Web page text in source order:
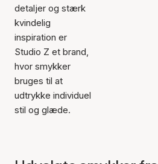
detaljer og stærk
kvindelig
inspiration er
Studio Z et brand,
hvor smykker
bruges til at
udtrykke individuel
stil og glæde.